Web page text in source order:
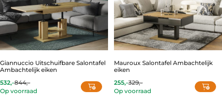
variants.
The
options
may
be
on
the
product
page
Giannuccio Uitschuifbare Salontafel
Ambachtelijk eiken
532,-
Current
price
844,-
Original
price
Op voorraad
Mauroux Salontafel Ambachtelijk
eiken
255,-
Current
price
329,-
Original
price
Op voorraad